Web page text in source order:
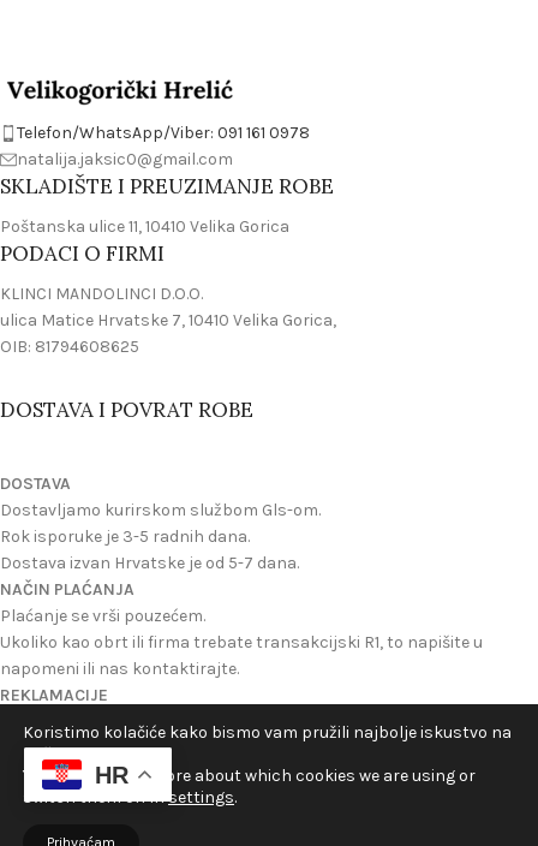
Telefon/WhatsApp/Viber: 091 161 0978
natalija.jaksic0@gmail.com
SKLADIŠTE I PREUZIMANJE ROBE
Poštanska ulice 11, 10410 Velika Gorica
PODACI O FIRMI
KLINCI MANDOLINCI D.O.O.
ulica Matice Hrvatske 7, 10410 Velika Gorica,
OIB: 81794608625
DOSTAVA I POVRAT ROBE
DOSTAVA
Dostavljamo kurirskom službom Gls-om.
Rok isporuke je 3-5 radnih dana.
Dostava izvan Hrvatske je od 5-7 dana.
NAČIN PLAĆANJA
Plaćanje se vrši pouzećem.
Ukoliko kao obrt ili firma trebate transakcijski R1, to napišite u
napomeni ili nas kontaktirajte.
REKLAMACIJE
Reklamacije se mogu izvrsiti ukoliko ste dobili oštecen proizvod ili
ukoliko nije onakav kakav je na slici na webu.
Možete zatražiti povrat novca ili novi proizvod u zamjenu.
©2024 Velikogorički Hrelić - Sva prava pridržana
HR
Koristimo kolačiće kako bismo vam pružili najbolje iskustvo na
našoj web stranici.
You can find out more about which cookies we are using or
switch them off insettings.
Prihvaćam